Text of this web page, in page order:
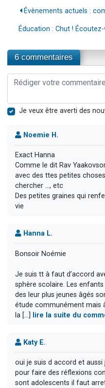
Évènements actuels :
Éducation : Chut !
6 commentaires
Je veux être averti des
Noemie H.
Exact Hanna
Comme le dit Rav
avec des ttes petites
chercher …, etc
Des petites graines qui
vie
Hanna L.
Bonsoir Noémie
Je suis tt à faut d’accord
sphère scolaire. Les enfants
des leur plus jeunes âgés
étude communément mais
la [...]
lire la suite du
Katy E.
oui je suis d accord et aussi
pour faire des réflexions
sont adolescents il faut